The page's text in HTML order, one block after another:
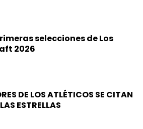
selecciones de Los
2026
DE LOS ATLÉTICOS SE CITAN
ESTRELLAS